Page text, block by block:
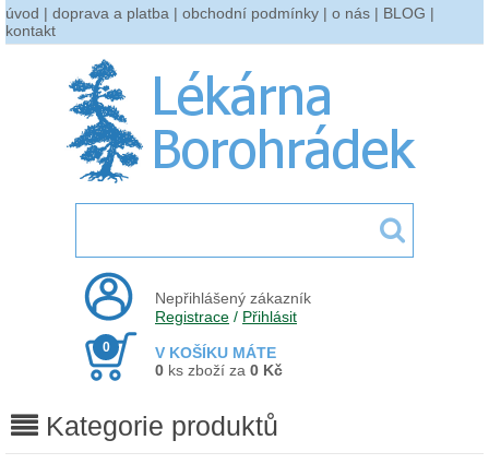
úvod | doprava a platba | obchodní podmínky | o nás | BLOG |
kontakt
Nepřihlášený zákazník
Registrace / Přihlásit
V KOŠÍKU MÁTE
0
0 ks zboží za 0 Kč
Kategorie produktů